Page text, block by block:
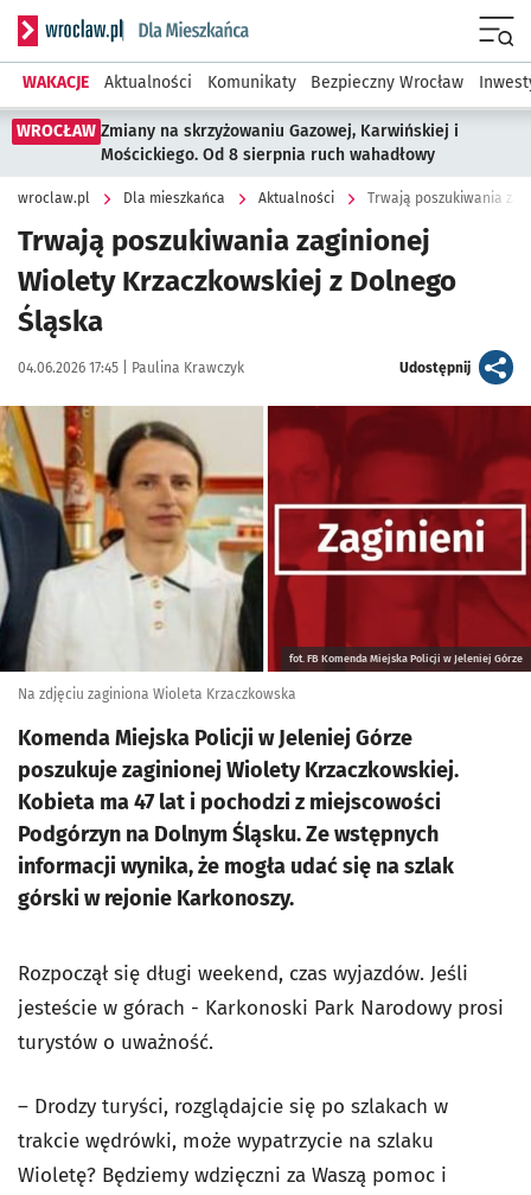
Serwis informacyjny wroclaw.pl podserwis: Dla mieszkańca
WAKACJE Aktualności Komunikaty Bezpieczny Wrocław
WROCŁAW Zmiany na skrzyżowaniu Gazowej, Karwińskiej i
Mościckiego. Od 8 sierpnia ruch wahadłowy
wroclaw.pl Dla mieszkańca Aktualności Trwają poszukiwania
Trwają poszukiwania zaginionej
Wiolety Krzaczkowskiej z Dolnego
Śląska
Data publikacji:
04.06.2026 17:45 | Autor:
Paulina Krawczyk Udostępnijartykuł
Kliknij, aby powiększyć
fot. FB Komenda Miejska Policji w Jeleniej Górze
Na zdjęciu zaginiona Wioleta Krzaczkowska
Komenda Miejska Policji w Jeleniej Górze
poszukuje zaginionej Wiolety Krzaczkowskiej.
Kobieta ma 47 lat i pochodzi z miejscowości
Podgórzyn na Dolnym Śląsku. Ze wstępnych
informacji wynika, że mogła udać się na szlak
górski w rejonie Karkonoszy.
Rozpoczął się długi weekend, czas wyjazdów. Jeśli
jesteście w górach - Karkonoski Park Narodowy prosi
turystów o uważność.
– Drodzy turyści, rozglądajcie się po szlakach w
trakcie wędrówki, może wypatrzycie na szlaku
Wioletę? Będziemy wdzięczni za Waszą pomoc i